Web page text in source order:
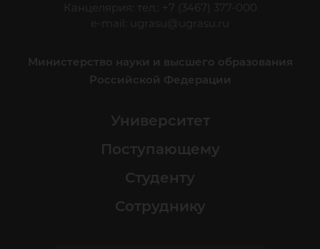
Канцелярия: тел.: +7 (3467) 377-000
e-mail:
ugrasu@ugrasu.ru
Министерство науки и высшего образования
Российской Федерации
Университет
Поступающему
Студенту
Сотруднику